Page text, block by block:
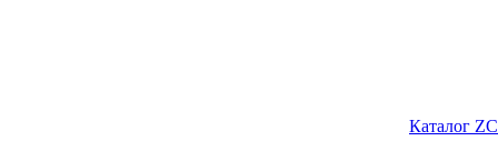
Каталог